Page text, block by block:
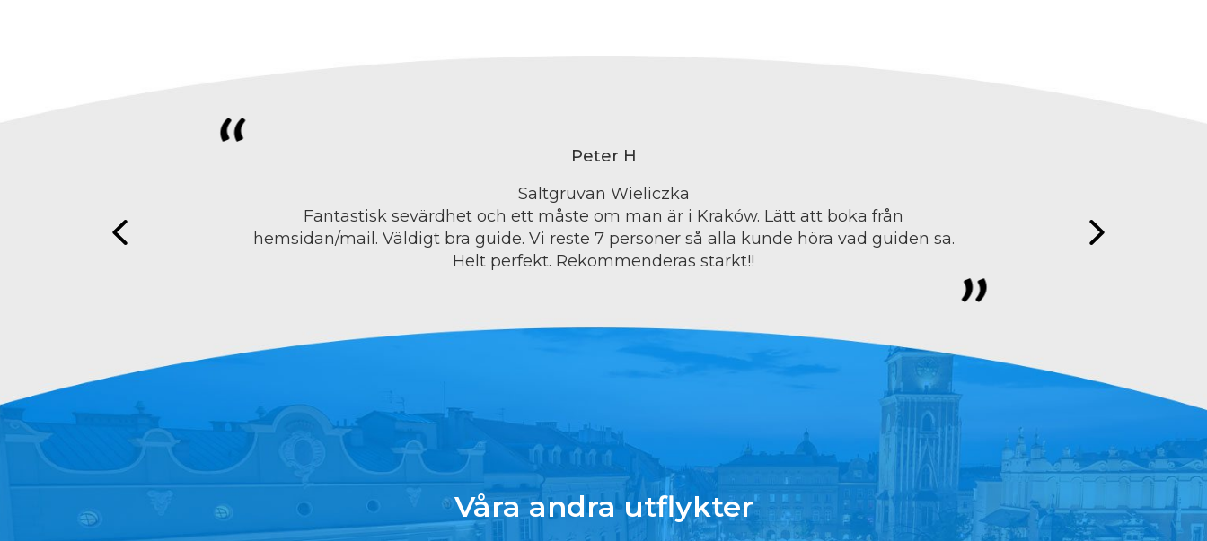
Peter H
Saltgruvan Wieliczka
Fantastisk sevärdhet och ett måste om man är i Kraków. Lätt att boka från
hemsidan/mail. Väldigt bra guide. Vi reste 7 personer så alla kunde höra vad guiden sa.
Helt perfekt. Rekommenderas starkt!!
Våra andra utflykter